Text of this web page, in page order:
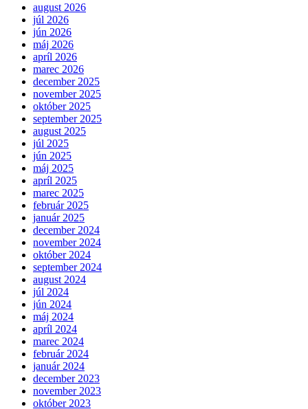
august 2026
júl 2026
jún 2026
máj 2026
apríl 2026
marec 2026
december 2025
november 2025
október 2025
september 2025
august 2025
júl 2025
jún 2025
máj 2025
apríl 2025
marec 2025
február 2025
január 2025
december 2024
november 2024
október 2024
september 2024
august 2024
júl 2024
jún 2024
máj 2024
apríl 2024
marec 2024
február 2024
január 2024
december 2023
november 2023
október 2023